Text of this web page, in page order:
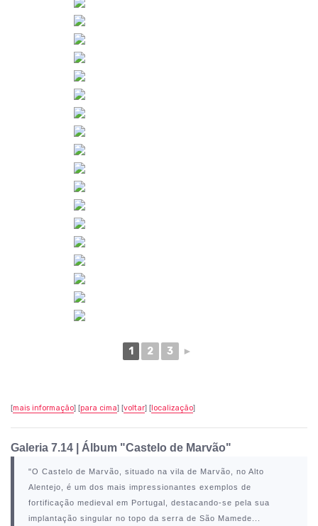
1 2 3 ►
[mais informação] [para cima] [voltar] [localização]
Galeria 7.14 Álbum "Castelo de Marvão"
"O Castelo de Marvão , situado na vila de Marvão , no Alto
Alentejo, é um dos mais impressionantes exemplos de
fortificação medieval em Portugal, destacando-se pela sua
implantação singular no topo da serra de São Mamede...